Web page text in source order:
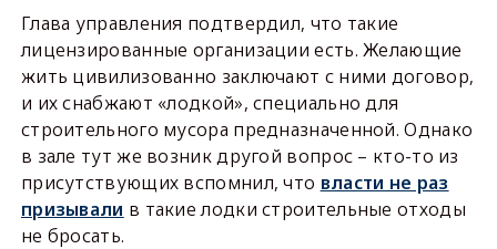
Глава управления подтвердил, что такие
лицензированные организации есть. Желающие
жить цивилизованно заключают с ними договор,
и их снабжают «лодкой», специально для
строительного мусора предназначенной. Однако
в зале тут же возник другой вопрос – кто-то из
присутствующих вспомнил, что власти не раз
призывали в такие лодки строительные отходы
не бросать.